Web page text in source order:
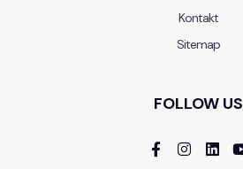
Kontakt
Sitemap
FOLLOW US